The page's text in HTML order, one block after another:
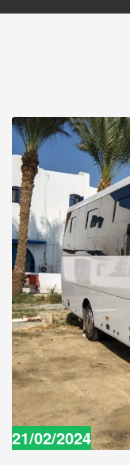
21/02/2024